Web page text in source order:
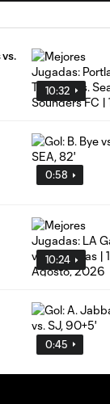
10:32
0:58
10:24
0:45